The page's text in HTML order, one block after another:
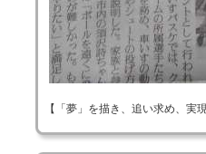
【「夢」を描き、追い求め、